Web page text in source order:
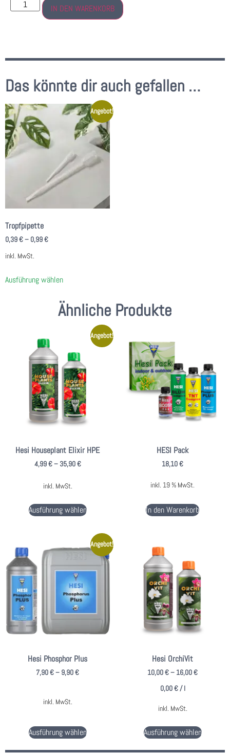
IN DEN WARENKORB
Das könnte dir auch gefallen …
Angebot!
Tropfpipette
0,39€– 0,99€
inkl. MwSt.
Ausführung wählen
Ähnliche Produkte
Angebot!
Hesi Houseplant Elixir HPE
4,99€– 35,90€
inkl. MwSt.
Ausführung wählen
HESI Pack
18,10€
inkl. 19 % MwSt.
In den Warenkorb
Angebot!
Hesi Phosphor Plus
7,90€– 9,90€
inkl. MwSt.
Ausführung wählen
Hesi OrchiVit
10,00€– 16,00€
0,00€/l
inkl. MwSt.
Ausführung wählen